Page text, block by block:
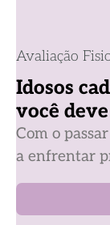
Avaliação
Idosos
você
Com o
a enfrentar